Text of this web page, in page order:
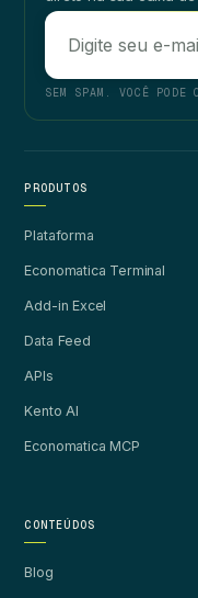
SEM SPAM. VOCÊ PODE
PRODUTOS
Plataforma
Economatica Terminal
Add-in Excel
Data Feed
APIs
Kento AI
Economatica MCP
CONTEÚDOS
Blog